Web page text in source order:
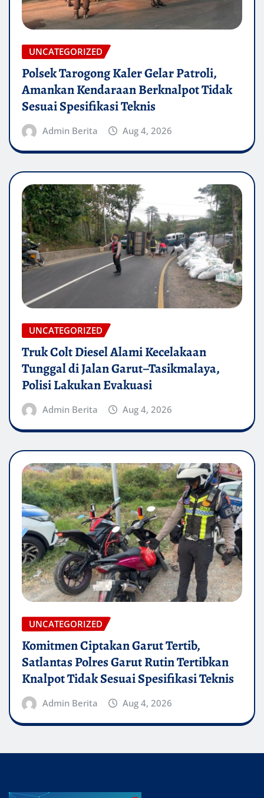
UNCATEGORIZED
Polsek Tarogong Kaler Gelar Patroli,
Amankan Kendaraan Berknalpot Tidak
Sesuai Spesifikasi Teknis
Admin Berita Aug 4, 2026
UNCATEGORIZED
Truk Colt Diesel Alami Kecelakaan
Tunggal di Jalan Garut–Tasikmalaya,
Polisi Lakukan Evakuasi
Admin Berita Aug 4, 2026
UNCATEGORIZED
Komitmen Ciptakan Garut Tertib,
Satlantas Polres Garut Rutin Tertibkan
Knalpot Tidak Sesuai Spesifikasi Teknis
Admin Berita Aug 4, 2026